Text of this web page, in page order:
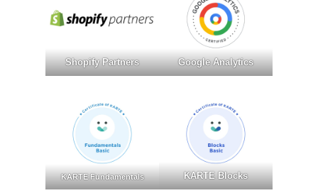
Shopify Partners Google Analytics
KARTE Fundamentals KARTE Blocks